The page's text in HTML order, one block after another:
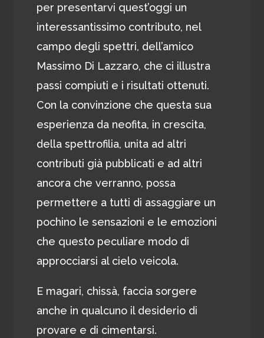
per presentarvi quest’oggi un
interessantissimo contributo, nel
campo degli spettri, dell’amico
Massimo Di Lazzaro, che ci illustra
passi compiuti e i risultati ottenuti.
Con la convinzione che questa sua
esperienza da neofita, in crescita,
della spettrofilia, unita ad altri
contributi già pubblicati e ad altri
ancora che verranno, possa
permettere a tutti di assaggiare un
pochino le sensazioni e le emozioni
che questo peculiare modo di
approcciarsi al cielo veicola.
E magari, chissà, faccia sorgere
anche in qualcuno il desiderio di
provare e di cimentarsi.